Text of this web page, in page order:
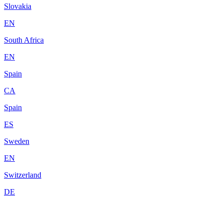
Slovakia
EN
South Africa
EN
Spain
CA
Spain
ES
Sweden
EN
Switzerland
DE